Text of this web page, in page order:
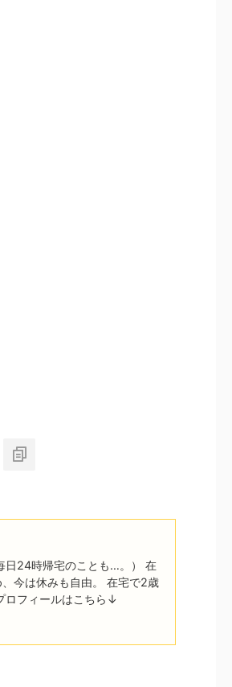
日24時帰宅のことも…。） 在
今は休みも自由。 在宅で2歳
ロフィールはこちら↓